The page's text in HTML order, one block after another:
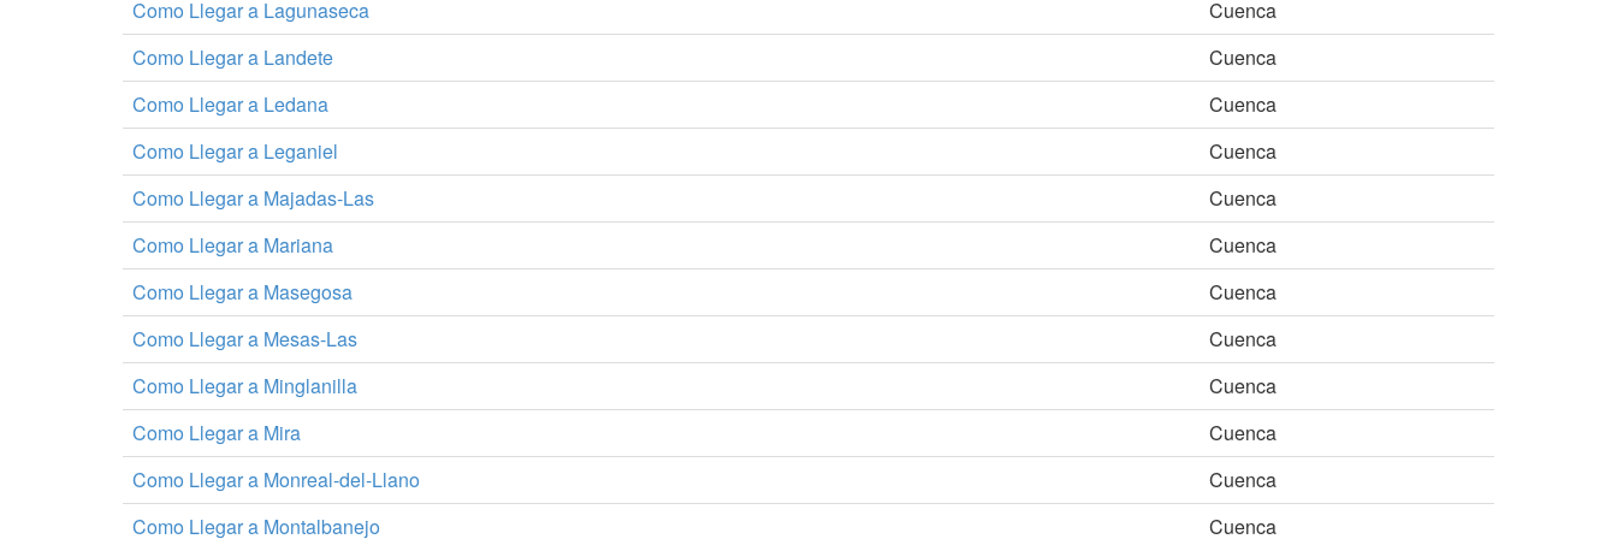
Como Llegar a Lagunaseca
Cuenca
Como Llegar a Landete
Cuenca
Como Llegar a Ledana
Cuenca
Como Llegar a Leganiel
Cuenca
Como Llegar a Majadas-Las
Cuenca
Como Llegar a Mariana
Cuenca
Como Llegar a Masegosa
Cuenca
Como Llegar a Mesas-Las
Cuenca
Como Llegar a Minglanilla
Cuenca
Como Llegar a Mira
Cuenca
Como Llegar a Monreal-del-Llano
Cuenca
Como Llegar a Montalbanejo
Cuenca